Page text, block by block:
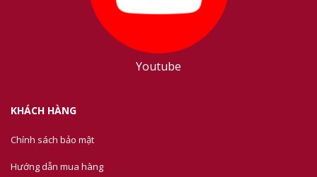
Youtube
KHÁCH HÀNG
Chính sách bảo mật
Hướng dẫn mua hàng